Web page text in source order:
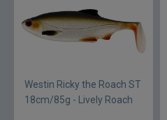
Westin Ricky the Roach ST
18cm/85g - Lively Roach